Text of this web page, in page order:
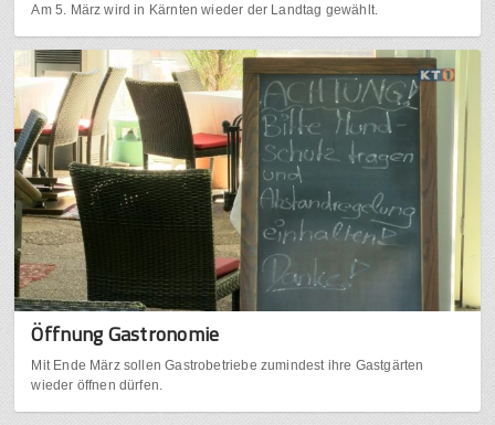
Am 5. März wird in Kärnten wieder der Landtag gewählt.
Öffnung Gastronomie
Mit Ende März sollen Gastrobetriebe zumindest ihre Gastgärten
wieder öffnen dürfen.